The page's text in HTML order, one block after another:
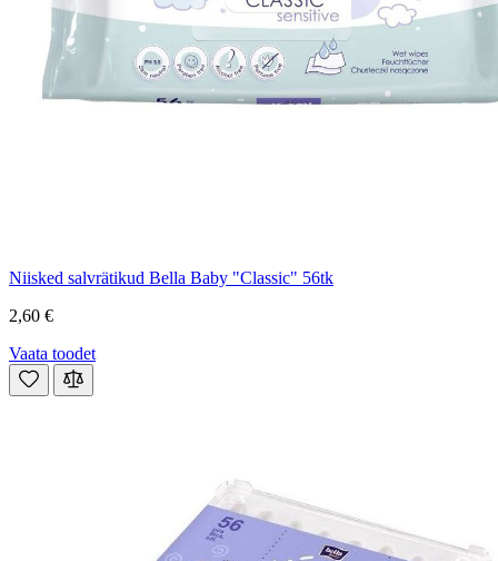
Niisked salvrätikud Bella Baby "Classic" 56tk
2,60 €
Vaata toodet